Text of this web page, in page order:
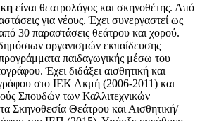
είναι θεατρολόγος και σκηνοθέτης. Από
για νέους. Έχει συνεργαστεί ως
30 παραστάσεις θεάτρου και χορού.
οργανισμών εκπαίδευσης
παιδαγωγικής μέσω του
Έχει διδάξει αισθητική και
στο ΙΕΚ Ακμή (2006-2011) και
Σπουδών των Καλλιτεχνικών
Σκηνοθεσία Θεάτρου και Αισθητική/